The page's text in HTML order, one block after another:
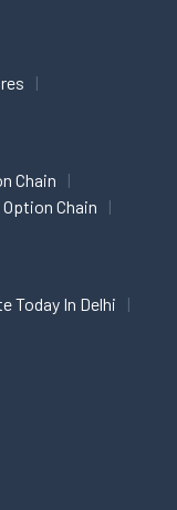
Chain
Chain
Today In Delhi